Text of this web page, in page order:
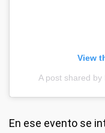
View
A post shared by
En ese evento se